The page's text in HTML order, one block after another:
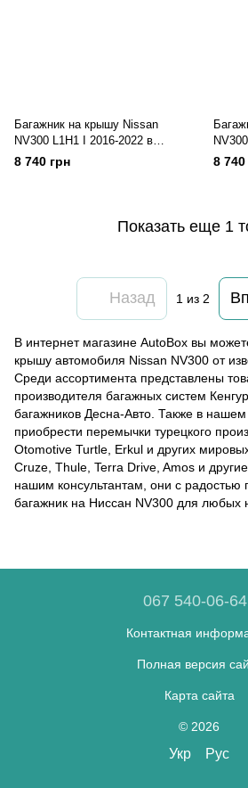
Багажник на крышу Nissan
NV300 L1H1 I 2016-2022 в
штатные места
8 740 грн 8 740
Показать еще 1
Назад 1 из 2
В интернет магазине AutoBox вы
крышу автомобиля Nissan NV300 от
Среди ассортимента представлены
производителя багажных систем
багажников Десна-Авто. Также в
приобрести перемычки турецкого
Otomotive Turtle, Erkul и других
Cruze, Thule, Terra Drive, Amos и
нашим консультантам, они с радостью
багажник на Ниссан NV300 для любых
067 540-06-64
Контактная
Полная версия
Карта сайта
© 2026
Укр Рус